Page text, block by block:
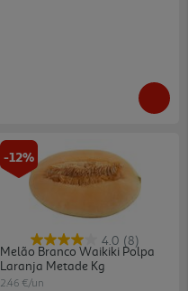
-12%
4.0 (8)
Melão Branco Waikiki Polpa
Laranja Metade Kg
2.46 €/un